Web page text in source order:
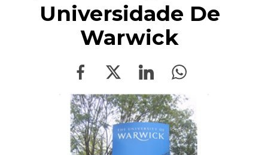
Universidade De
Warwick